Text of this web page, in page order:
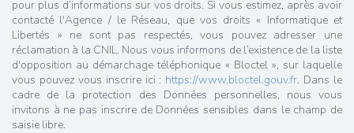
pour plus d’informations sur vos droits. Si vous estimez, après avoir
contacté l'Agence / le Réseau, que vos droits « Informatique et
Libertés » ne sont pas respectés, vous pouvez adresser une
réclamation à la CNIL. Nous vous informons de l’existence de la liste
d'opposition au démarchage téléphonique « Bloctel », sur laquelle
vous pouvez vous inscrire ici : https://www.bloctel.gouv.fr. Dans le
cadre de la protection des Données personnelles, nous vous
invitons à ne pas inscrire de Données sensibles dans le champ de
saisie libre.